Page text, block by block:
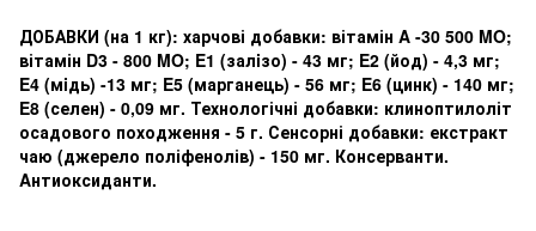
ДОБАВКИ (на 1 кг): харчові добавки: вітамін A -30 500 MO;
вітамін D3 - 800 MO; E1 (залiзо) - 43 мг; E2 (йод) - 4,3 мг;
E4 (мiдь) -13 мг; E5 (марганець) - 56 мг; E6 (цинк) - 140 мг;
E8 (селен) - 0,09 мг. Технологічні добавки: клиноптилоліт
осадового походження - 5 г. Сенсорні добавки: екстракт
чаю (джерело поліфенолів) - 150 мг. Консерванти.
Aнтиоксиданти.